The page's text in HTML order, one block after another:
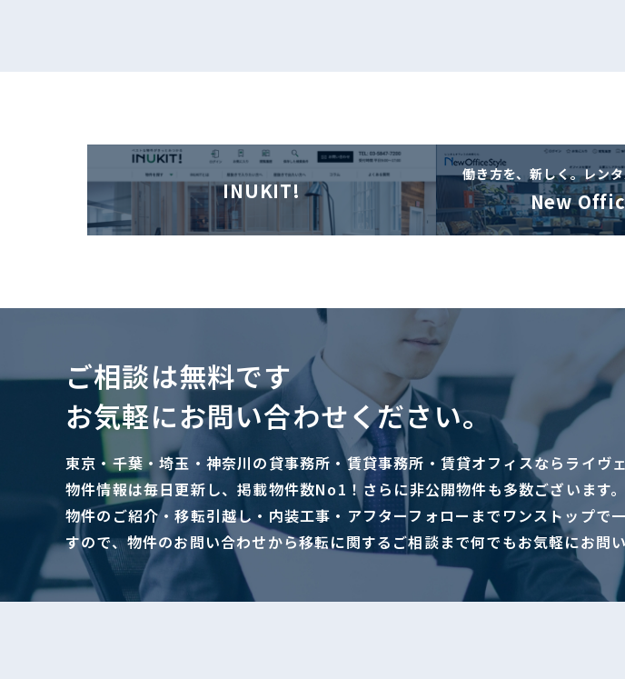
INUKIT!
働き方を、新しく。レン
New
ご相談は無料です
お気軽にお問い合わせください。
東京・千葉・埼玉・神奈川の貸事務所・賃貸事務所・賃貸オフィスならライヴェ
物件情報は毎日更新し、掲載物件数No1！さらに非公開物件も多数ございます。
物件のご紹介・移転引越し・内装工事・アフターフォローまでワンストップで
すので、物件のお問い合わせから移転に関するご相談まで何でもお気軽にお問